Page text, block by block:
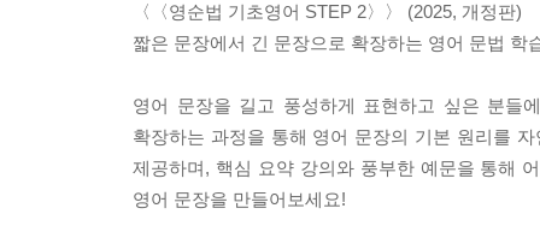
〈〈영순법 기초영어 STEP 2〉〉 (2025, 개정판)
짧은 문장에서 긴 문장으로 확장하는 영어 문법 학
영어 문장을 길고 풍성하게 표현하고 싶은 분
확장하는 과정을 통해 영어 문장의 기본 원리를
제공하며, 핵심 요약 강의와 풍부한 예문을 통해
영어 문장을 만들어보세요!